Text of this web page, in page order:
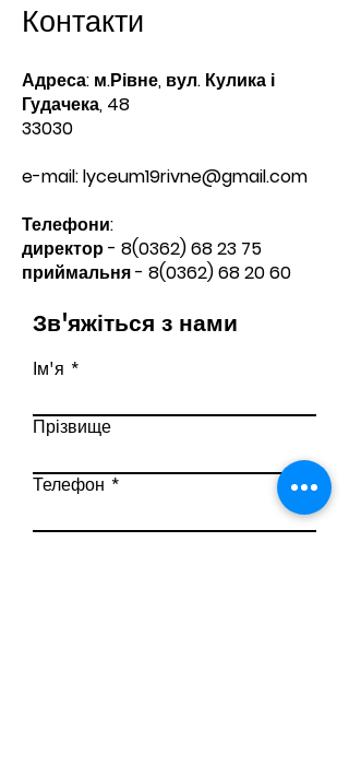
Контакти
Адреса: м.Рівне, вул. Кулика і
Гудачека, 48
33030
e-mail:lyceum19rivne@gmail.com
Телефони:​
директор - 8(0362) 68 23 75
приймальня - 8(0362) 68 20 60
Зв'яжіться з нами
Ім'я
Прізвище
Телефон